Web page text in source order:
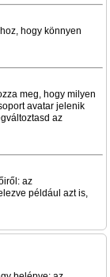
hogy könnyen
meg, hogy milyen
avatar jelenik
az
az
például azt is,